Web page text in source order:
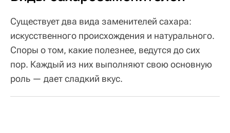
Существует два вида заменителей сахара:
искусственного происхождения и натурального.
Споры о том, какие полезнее, ведутся до сих
пор. Каждый из них выполняют свою основную
роль — дает сладкий вкус.